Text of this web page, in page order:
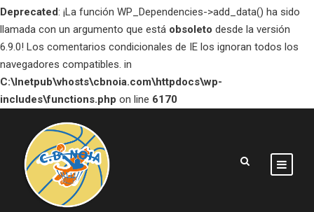
Deprecated: ¡La función WP_Dependencies->add_data() ha sido
llamada con un argumento que está obsoleto desde la versión
6.9.0! Los comentarios condicionales de IE los ignoran todos los
navegadores compatibles. in
C:\Inetpub\vhosts\cbnoia.com\httpdocs\wp-
includes\functions.php on line 6170